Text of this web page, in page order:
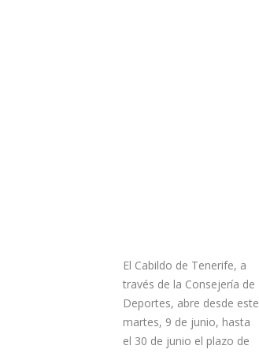
El Cabildo de Tenerife, a
través de la Consejería de
Deportes, abre desde este
martes, 9 de junio, hasta
el 30 de junio el plazo de